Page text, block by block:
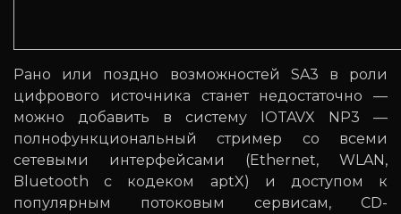
Рано или поздно возможностей SA3 в роли
цифрового источника станет недостаточно —
можно добавить в систему IOTAVX NP3 —
полнофункциональный стример со всеми
сетевыми интерфейсами (Ethernet, WLAN,
Bluetooth c кодеком aptX) и доступом к
популярным потоковым сервисам, CD-